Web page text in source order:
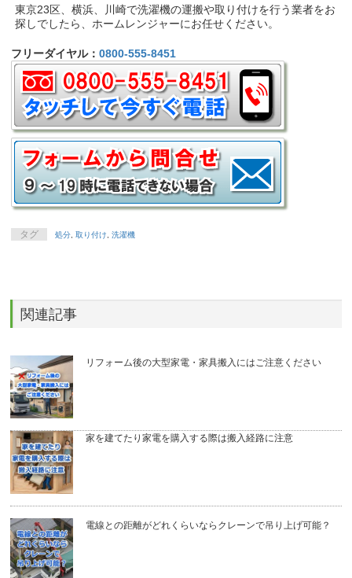
東京23区、横浜、川崎で洗濯機の運搬や取り付けを行う業者をお
探しでしたら、ホームレンジャーにお任せください。
フリーダイヤル：0800-555-8451
タグ 処分,取り付け,洗濯機
関連記事
リフォーム後の大型家電・家具搬入にはご注意ください
家を建てたり家電を購入する際は搬入経路に注意
電線との距離がどれくらいならクレーンで吊り上げ可能？